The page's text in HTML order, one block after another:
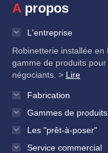
A propos
L'entreprise
Robinetterie installée
gamme de produits
négociants. > Lire
Fabrication
Gammes de produits
Les "prêt-à-poser"
Service commercial